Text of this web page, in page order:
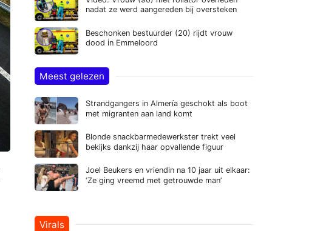
nadat ze werd aangereden bij oversteken
Beschonken bestuurder (20) rijdt vrouw
dood in Emmeloord
Meest gelezen
Strandgangers in Almería geschokt als boot
met migranten aan land komt
Blonde snackbarmedewerkster trekt veel
bekijks dankzij haar opvallende figuur
Joel Beukers en vriendin na 10 jaar uit elkaar:
‘Ze ging vreemd met getrouwde man’
Virals